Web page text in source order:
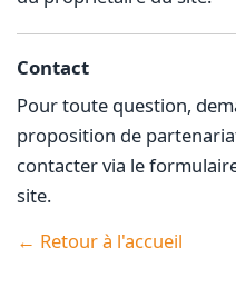
Contact
Pour toute question,
proposition de
contacter via le
site.
← Retour à l'accueil